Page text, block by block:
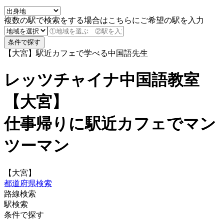
複数の駅で検索をする場合はこちらにご希望の駅を入力
【大宮】駅近カフェで学べる中国語先生
レッツチャイナ中国語教室
【大宮】
仕事帰りに駅近カフェでマン
ツーマン
【大宮】
都道府県検索
路線検索
駅検索
条件で探す